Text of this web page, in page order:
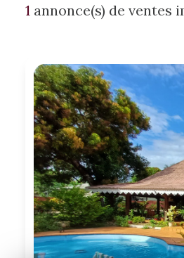
1 annonce(s) de